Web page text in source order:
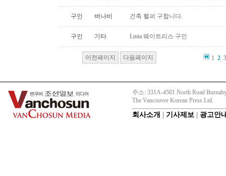
구인 버나비 건축 헬퍼 구합니다.
구인 기타 Lmia 웨이트리스 구인
이전페이지 다음페이지 1 2
주소: 331A-4501 North Road
The Vancouver Korean Press Ltd.
회사소개 기사제보 광고안